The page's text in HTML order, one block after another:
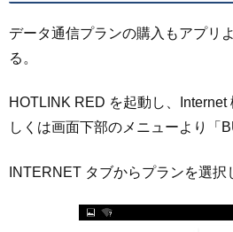
データ通信プランの購入もアプリ
る。
HOTLINK RED を起動し、
しくは画面下部のメニューより「
INTERNET タブからプランを選択